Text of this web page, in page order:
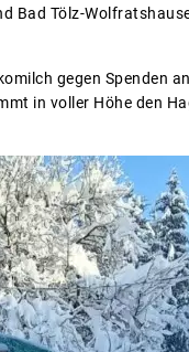
Bad Tölz-
gegen Spenden
in voller Höhe den